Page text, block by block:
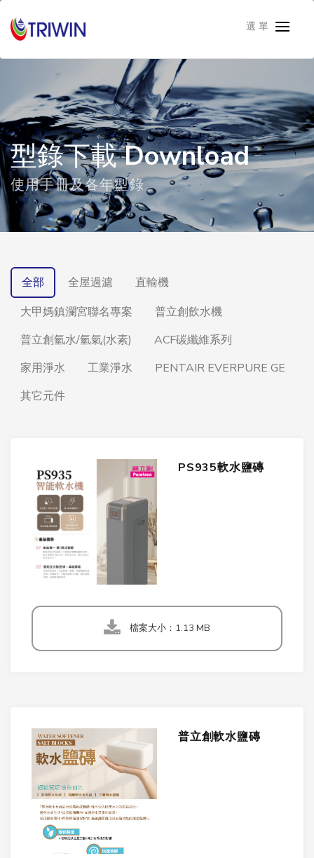
選 單
型錄下載Download
使用手冊及各年型錄
全部 全屋過濾
直輸機
大甲媽鎮瀾宮聯名專案
普立創飲水機
普立創氫水/氫氣(水素)
ACF碳纖維系列
家用淨水
工業淨水
PENTAIR EVERPURE GE
其它元件
PS935軟水鹽磚
檔案大小：1.13 MB
普立創軟水鹽磚